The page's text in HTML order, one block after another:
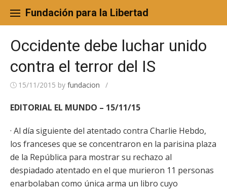
content
Fundación para la Libertad
Occidente debe luchar unido
contra el terror del IS
15/11/2015 by fundacion /
EDITORIAL EL MUNDO – 15/11/15
· Al día siguiente del atentado contra Charlie Hebdo,
los franceses que se concentraron en la parisina plaza
de la República para mostrar su rechazo al
despiadado atentado en el que murieron 11 personas
enarbolaban como única arma un libro cuyo